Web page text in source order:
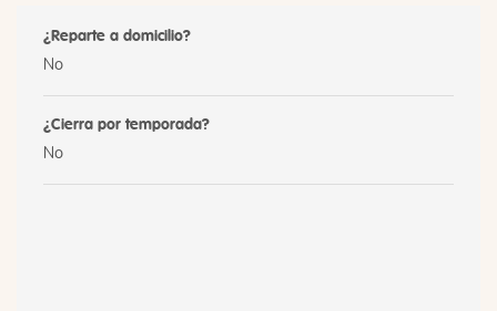
¿Reparte a domicilio?
No
¿Cierra por temporada?
No